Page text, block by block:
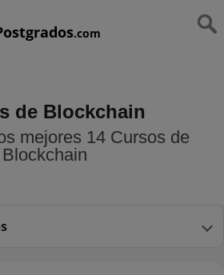
.com
de Blockchain
mejores 14 Cursos de
Blockchain